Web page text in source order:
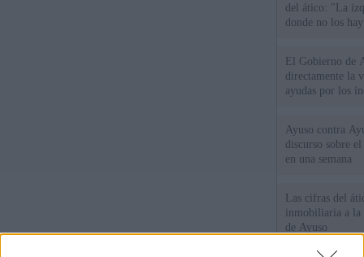
del ático: "La
donde no los
El Gobierno de
directamente la
ayudas por los
Ayuso contra
discurso sobre
en una semana
Las cifras del
inmobiliaria a la
de Ayuso